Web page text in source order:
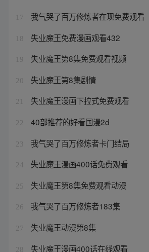
17 我气哭了百万修炼者在现免费观看
18 失业魔王免费漫画观看432
19 失业魔王第8集免费观看视频
20 失业魔王第8集剧情
21 失业魔王漫画下拉式免费观看
22 40部推荐的好看国漫2d
23 我气哭了百万修炼者卡门结局
24 失业魔王漫画400话免费观看
25 失业魔王第8集免费观看动漫
26 我气哭了百万修炼者183集
27 失业魔王动漫第8集
28 失业魔王漫画400话在线观看